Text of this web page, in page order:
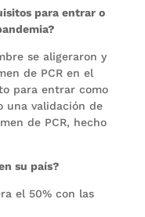
para entrar o
se aligeraron y
de PCR en el
para entrar como
una validación de
de PCR, hecho
su país?
el 50% con las